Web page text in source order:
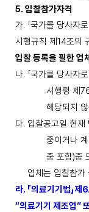
5. 입찰참가자격
가. 「국가를 당사자
시행규칙 제14조의
입찰 등록을 필한 업체
나. 「국가를 당사자
시행령 제
해당되지
다. 입찰공고일 현재
중이거나
중 포함)중
업체는 입찰참가
라. 「의료기기법」제 6
“의료기기 제조업”